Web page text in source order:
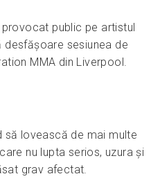
provocat public pe artistul
sesiunea de
MMA din Liverpool.
să lovească de mai multe
nu lupta serios, uzura și
grav afectat.